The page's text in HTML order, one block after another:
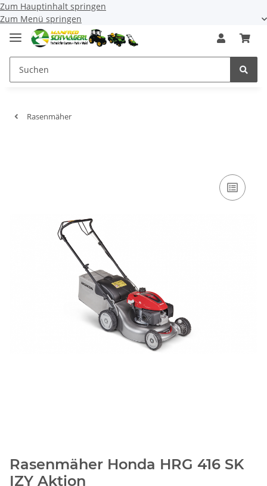
Zum Hauptinhalt springen
Zum Menü springen
Rasenmäher
Rasenmäher Honda HRG 416 SK
IZY Aktion